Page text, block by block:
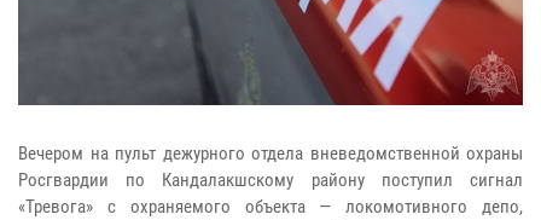
Вечером на пульт дежурного отдела вневедомственной охраны
Росгвардии по Кандалакшскому району поступил сигнал
«Тревога» с охраняемого объекта — локомотивного депо,